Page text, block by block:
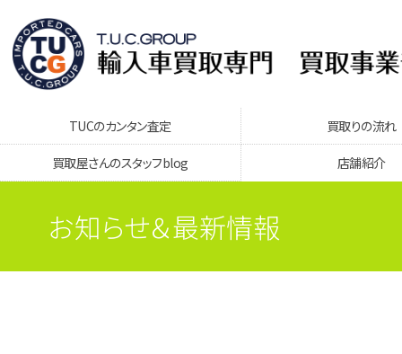
TUCのカンタン査定 買取りの流れ
買取屋さんのスタッフblog 店舗紹介
お知らせ＆最新情報